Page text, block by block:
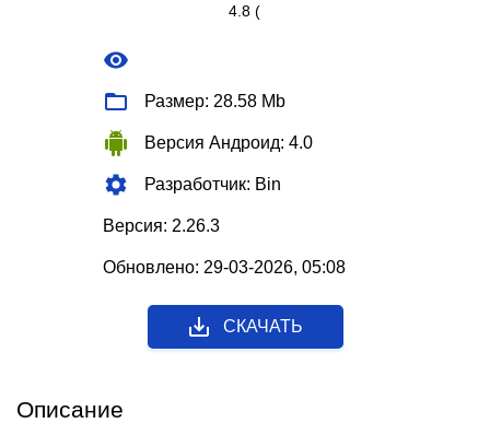
4.8 (
Размер: 28.58 Mb
Версия Андроид: 4.0
Разработчик: Bin
Версия: 2.26.3
Обновлено: 29-03-2026, 05:08
СКАЧАТЬ
Описание